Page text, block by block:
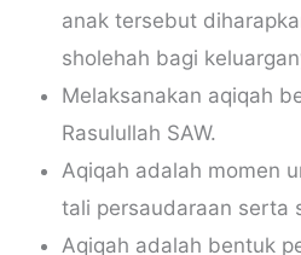
anak tersebut
sholehah bagi
Melaksanakan aqiqah
Rasulullah SAW.
Aqiqah adalah momen
tali persaudaraan serta
Aqiqah adalah bentuk